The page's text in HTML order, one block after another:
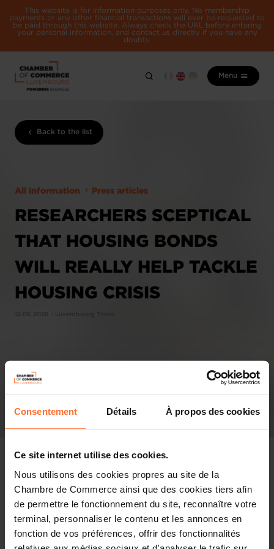
Consentement Détails À propos des cookies
Ce site internet utilise des cookies.
Nous utilisons des cookies propres au site de la
Chambre de Commerce ainsi que des cookies tiers afin
de permettre le fonctionnement du site, reconnaître votre
terminal, personnaliser le contenu et les annonces en
fonction de vos préférences, offrir des fonctionnalités
This website is for information purposes only. No membership
payments or any other financial transactions will ever be requested to
be paid through this website. Always check the URL before entering
your personal information, and contact us directly if you have any
doubts.
Menu
Back to the list
All information Press articles
RESEARCHERS SCEPTICAL
THAT HOUSING BONDS
WILL REALLY HELP TACKLE
HOUSING CRISIS
Share this article